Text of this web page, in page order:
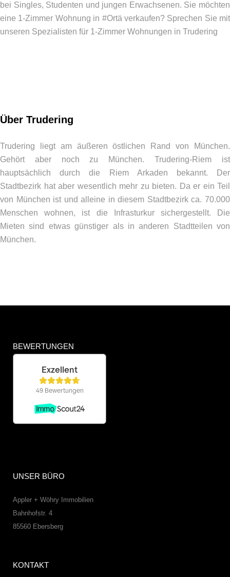
bei Singles, Studenten und jungen Erwachsenen. Sie möchten
eine 1-Zimmer Wohnung in #Ortä verkaufen? Sprechen Sie mit
unseren Spezialisten für 1-Zimmer Wohnungen in Trudering
Über Trudering
Trudering liegt am äußeren östlichen Rand von München.
Gehört aber noch zu München. Trudering-Riem ist
hauptsächlich durch die Riem Arkaden bekannt. Der
Stadtbezirk hat aber wesentlich mehr zu bieten. Da er ein Teil
von München ist und alleine in diesem Stadtbezirk ca. 70.000
Menschen wohnen, ist die Infrasturkur sichergestellt. Die
Mieten sind etwas günstiger als in anderen Stadtteilen von
München.
BEWERTUNGEN
UNSER BÜRO
Appler + Wöhry Immobilien
Bahnhofstr. 4
85560 Ebersberg
KONTAKT